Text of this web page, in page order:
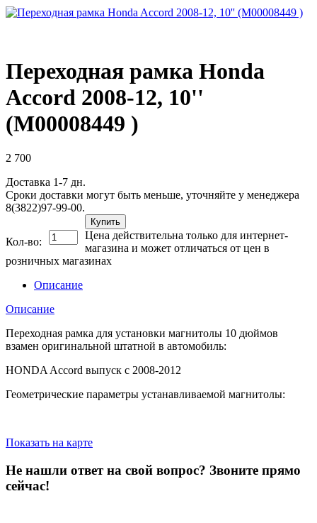
Переходная рамка Honda
Accord 2008-12, 10''
(М00008449 )
2 700
Доставка 1-7 дн.
Сроки доставки могут быть меньше, уточняйте у менеджера
8(3822)97-99-00.
Кол-во:
Купить
Цена действительна только для интернет-
магазина и может отличаться от цен в
розничных магазинах
Описание
Описание
Переходная рамка для установки магнитолы 10 дюймов
взамен оригинальной штатной в автомобиль:
HONDA Accord выпуск с 2008-2012
Геометрические параметры устанавливаемой магнитолы:
Показать на карте
Не нашли ответ на свой вопрос? Звоните прямо
сейчас!